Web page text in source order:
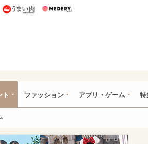
うまいパン うまい肉
ト ファッション アプリ・ゲーム 特